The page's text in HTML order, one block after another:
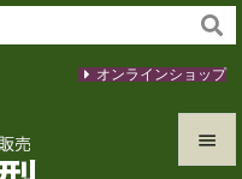

オンラインショップ